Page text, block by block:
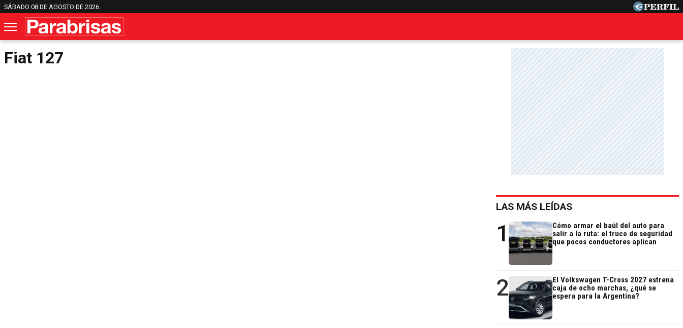
SÁBADO 08 DE AGOSTO DE 2026
Fiat 127
LAS MÁS LEÍDAS
1
Cómo armar el baúl del auto para
salir a la ruta: el truco de seguridad
que pocos conductores aplican
2
El Volkswagen T-Cross 2027 estrena
caja de ocho marchas, ¿qué se
espera para la Argentina?